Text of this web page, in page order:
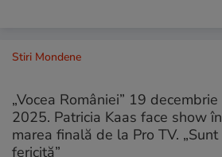
Stiri Mondene
„Vocea României” 19 decembrie
2025. Patricia Kaas face show în
marea finală de la Pro TV. „Sunt
fericită”